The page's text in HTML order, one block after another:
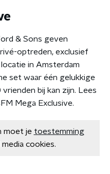
& Sons geven
optreden, exclusief
in Amsterdam
set waar één gelukkige
bij kan zijn. Lees
Mega Exclusive.
moet je toestemming
cookies.